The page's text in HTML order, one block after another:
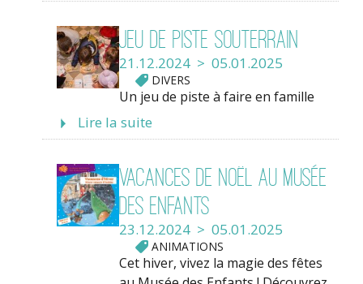
Jeu de piste souterrain
21.12.2024 > 05.01.2025
DIVERS
Un jeu de piste à faire en famille
Lire la suite
Vacances de Noël au Musée
des Enfants
23.12.2024 > 05.01.2025
ANIMATIONS
Cet hiver, vivez la magie des fêtes